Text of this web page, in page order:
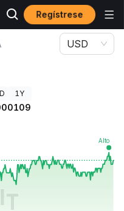
Regístrese
Gorilla GORILLA
USD
1Y